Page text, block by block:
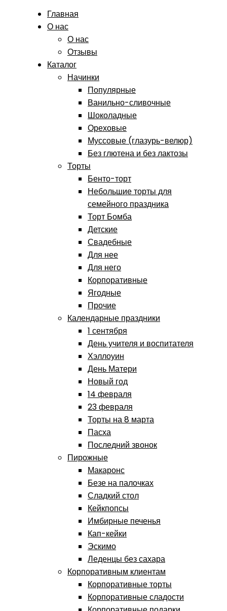
Главная
О нас
О нас
Отзывы
Каталог
Начинки
Популярные
Ванильно-сливочные
Шоколадные
Ореховые
Муссовые (глазурь-велюр)
Без глютена и без лактозы
Торты
Бенто-торт
Небольшие торты для
семейного праздника
Торт Бомба
Детские
Свадебные
Для нее
Для него
Корпоративные
Ягодные
Прочие
Календарные праздники
1 сентября
День учителя и воспитателя
Хэллоуин
День Матери
Новый год
14 февраля
23 февраля
Торты на 8 марта
Пасха
Последний звонок
Пирожные
Макаронс
Безе на палочках
Сладкий стол
Кейкпопсы
Имбирные печенья
Кап-кейки
Эскимо
Леденцы без сахара
Корпоративным клиентам
Корпоративные торты
Корпоративные сладости